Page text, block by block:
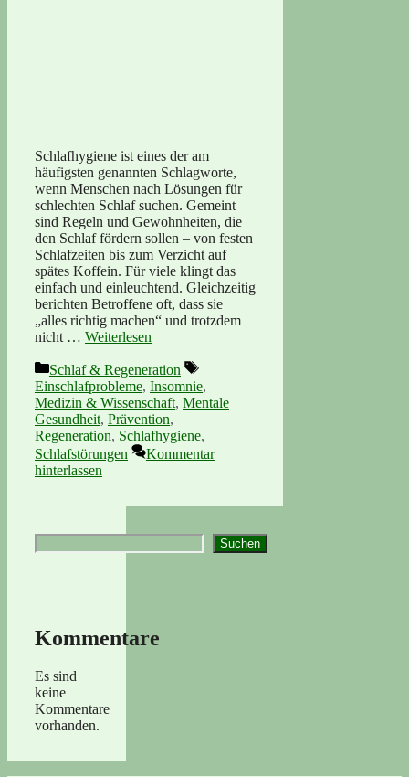
Schlafhygiene ist eines der am
häufigsten genannten Schlagworte,
wenn Menschen nach Lösungen für
schlechten Schlaf suchen. Gemeint
sind Regeln und Gewohnheiten, die
den Schlaf fördern sollen – von festen
Schlafzeiten bis zum Verzicht auf
spätes Koffein. Für viele klingt das
einfach und einleuchtend. Gleichzeitig
berichten Betroffene oft, dass sie
„alles richtig machen“ und trotzdem
nicht … Weiterlesen
Kategorien
Schlaf & Regeneration
Schlagwörter
Einschlafprobleme, Insomnie,
Medizin & Wissenschaft, Mentale
Gesundheit, Prävention,
Regeneration, Schlafhygiene,
Schlafstörungen
Kommentar
hinterlassen
Suchen Suchen
Kommentare
Es sind
keine
Kommentare
vorhanden.